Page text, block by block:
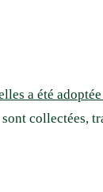
a été
collectées,